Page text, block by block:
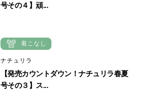
号その４】頑...
着こなし
ナチュリラ
【発売カウントダウン！ナチュリラ春夏
号その３】ス...